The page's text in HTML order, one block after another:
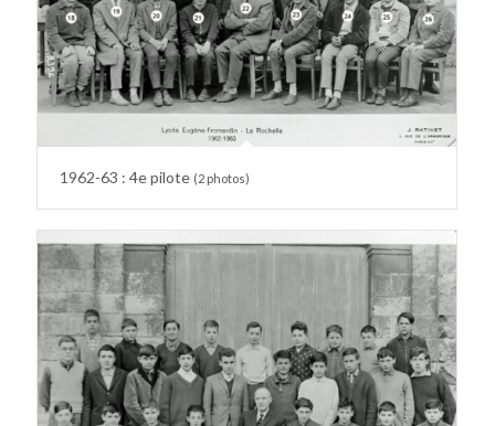
1962-63 : 4e pilote (2 photos)